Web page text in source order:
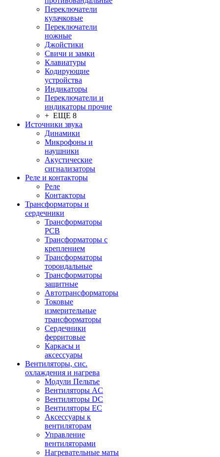
Переключатели
кулачковые
Переключатели
ножные
Джойстики
Свичи и замки
Клавиатуры
Кодирующие
устройства
Индикаторы
Переключатели и
индикаторы прочие
+ ЕЩЕ 8
Источники звука
Динамики
Микрофоны и
наушники
Акустические
сигнализаторы
Реле и контакторы
Реле
Контакторы
Трансформаторы и
сердечники
Трансформаторы
PCB
Трансформаторы с
креплением
Трансформаторы
тороидальные
Трансформаторы
защитные
Автотрансформаторы
Токовые
измерительные
трансформаторы
Сердечники
ферритовые
Каркасы и
аксессуары
Вентиляторы, сис.
охлаждения и нагрева
Модули Пельтье
Вентиляторы AC
Вентиляторы DC
Вентиляторы EC
Аксессуары к
вентиляторам
Управление
вентиляторами
Нагревательные маты